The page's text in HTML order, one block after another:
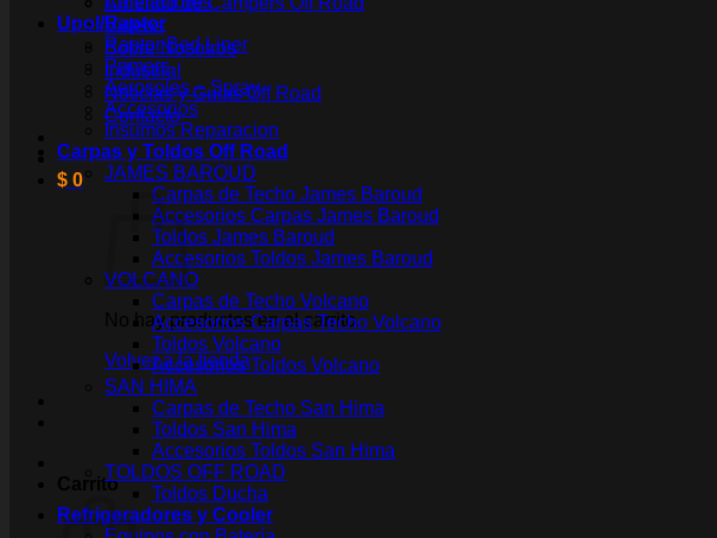
Videos
Sobre Nosotros
Industrial
Noticias y Guías Off Road
Contacto
$ 0
No hay productos en el carrito.
Volver a la tienda
Carrito
Upol/Raptor
Raptor Bed Liner
Primers
Aerosoles – Spray
Accesorios
Insumos Reparacion
Carpas y Toldos Off Road
JAMES BAROUD
Carpas de Techo James Baroud
Accesorios Carpas James Baroud
Toldos James Baroud
Accesorios Toldos James Baroud
VOLCANO
Carpas de Techo Volcano
Accesorios Carpas Techo Volcano
Toldos Volcano
Accesorios Toldos Volcano
SAN HIMA
Carpas de Techo San Hima
Toldos San Hima
Accesorios Toldos San Hima
TOLDOS OFF ROAD
Toldos Ducha
Refrigeradores y Cooler